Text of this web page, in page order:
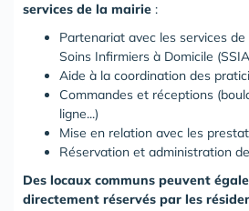
services de la mairie :
Partenariat avec les services
Soins Infirmiers à Domicile
Aide à la coordination des
Commandes et réceptions
ligne...)
Mise en relation avec les
Réservation et administration
Des locaux communs peuvent
directement réservés par les